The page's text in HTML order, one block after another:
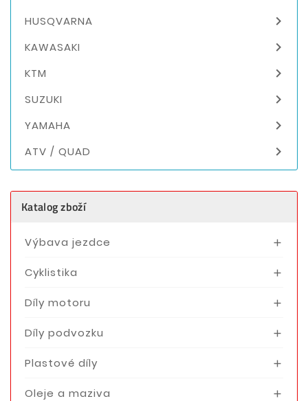
HUSQVARNA 
KAWASAKI 
KTM 
SUZUKI 
YAMAHA 
ATV / QUAD 
Katalog zboží
Výbava jezdce 
Cyklistika 
Díly motoru 
Díly podvozku 
Plastové díly 
Oleje a maziva 